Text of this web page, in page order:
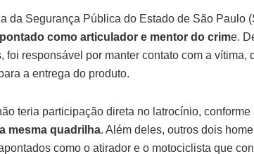
da Segurança Pública do Estado de São Paulo
como articulador e mentor do crime.
foi responsável por manter contato com a vítima,
a entrega do produto.
teria participação direta no latrocínio, conforme
mesma quadrilha. Além deles, outros dois
como o atirador e o motociclista que